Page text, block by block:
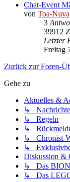
Chat-Event
von Toa-Nuva
3
39912
Letzter
Freitag
Zurück zur Foren-
Gehe zu
Aktuelles &
↳
↳ Regeln
↳
↳ Chronist-
↳
Diskussion &
↳ Das
↳ Das